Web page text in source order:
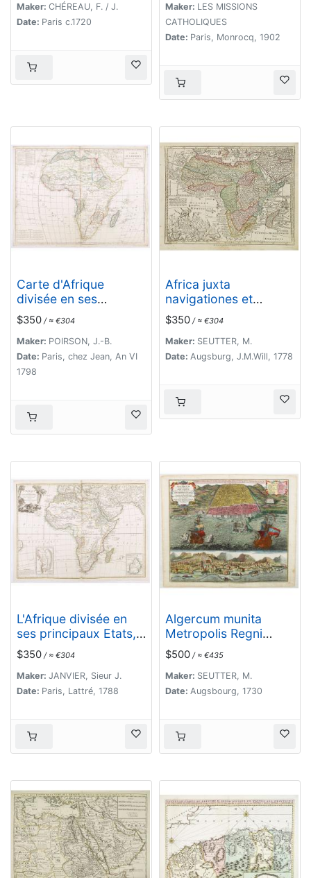
Maker: CHÉREAU, F. / J.
Date: Paris c.1720
Maker: LES MISSIONS
CATHOLIQUES
Date: Paris, Monrocq, 1902
Carte d'Afrique
divisée en ses
Principaux Etats.
$350 / ≈ €304
Maker: POIRSON, J.-B.
Date: Paris, chez Jean, An VI
1798
Africa juxta
navigationes et
observat
recentissimas. . .
$350 / ≈ €304
Maker: SEUTTER, M.
Date: Augsburg, J.M.Will, 1778
L'Afrique divisée en
ses principaux Etats,
assujettie aux
observations
astronomique.
$350 / ≈ €304
Maker: JANVIER, Sieur J.
Date: Paris, Lattré, 1788
Algercum munita
Metropolis Regni
Algeriani…
$500 / ≈ €435
Maker: SEUTTER, M.
Date: Augsbourg, 1730